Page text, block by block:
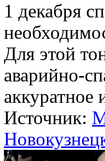
1 декабря
Для этой
аварийно-
аккуратное
Источник: